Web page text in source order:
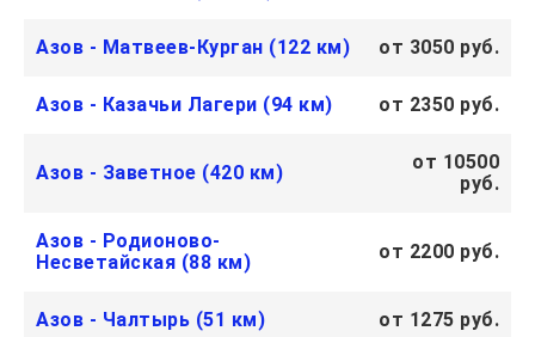
Азов - Матвеев-Курган (122 км) от 3050 руб.
Азов - Казачьи Лагери (94 км) от 2350 руб.
Азов - Заветное (420 км)
от 10500
руб.
Азов - Родионово-
Несветайская (88 км)
от 2200 руб.
Азов - Чалтырь (51 км) от 1275 руб.